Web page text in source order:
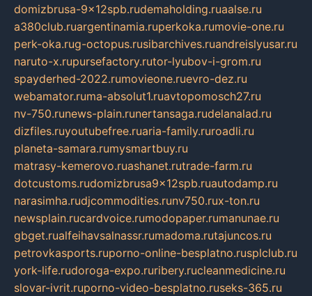
domizbrusa-9x12spb.rudemaholding.ruaalse.ru
a380club.ruargentinamia.ruperkoka.rumovie-one.ru
perk-oka.rug-octopus.rusibarchives.ruandreislyusar.ru
naruto-x.rupursefactory.rutor-lyubov-i-grom.ru
spayderhed-2022.rumovieone.ruevro-dez.ru
webamator.ruma-absolut1.ruavtopomosch27.ru
nv-750.runews-plain.runertansaga.rudelanalad.ru
dizfiles.ruyoutubefree.ruaria-family.ruroadli.ru
planeta-samara.rumysmartbuy.ru
matrasy-kemerovo.ruashanet.rutrade-farm.ru
dotcustoms.rudomizbrusa9x12spb.ruautodamp.ru
narasimha.rudjcommodities.runv750.rux-ton.ru
newsplain.rucardvoice.rumodopaper.rumanunae.ru
gbget.rualfeihavsalnassr.rumadoma.rutajuncos.ru
petrovkasports.ruporno-online-besplatno.rusplclub.ru
york-life.rudoroga-expo.ruribery.rucleanmedicine.ru
slovar-ivrit.ruporno-video-besplatno.ruseks-365.ru